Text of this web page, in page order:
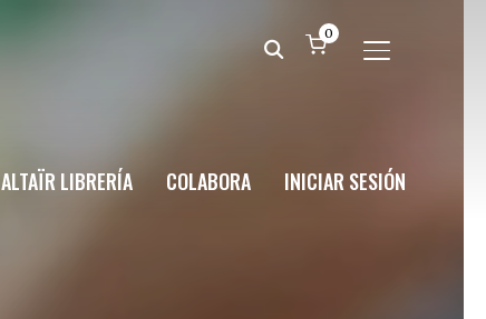
ALTERNAR
0
ALTAÏR LIBRERÍA COLABORA INICIAR SESIÓN